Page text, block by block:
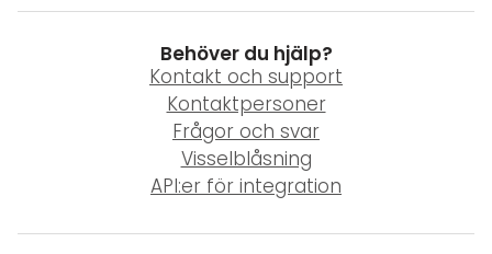
Behöver du hjälp?
Kontakt och support
Kontaktpersoner
Frågor och svar
Visselblåsning
API:er för integration